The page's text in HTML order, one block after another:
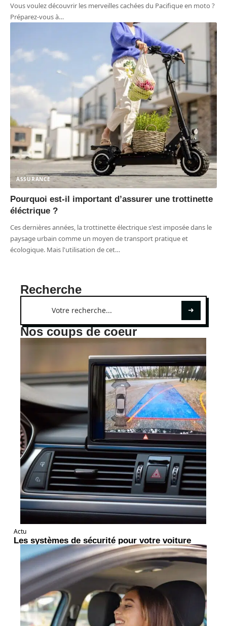
Vous voulez découvrir les merveilles cachées du Pacifique en moto ?
Préparez-vous à…
ASSURANCE
Pourquoi est-il important d’assurer une trottinette
éléctrique ?
Ces dernières années, la trottinette électrique s'est imposée dans le
paysage urbain comme un moyen de transport pratique et
écologique. Mais l'utilisation de cet…
Recherche
Nos coups de coeur
Actu
Les systèmes de sécurité pour votre voiture